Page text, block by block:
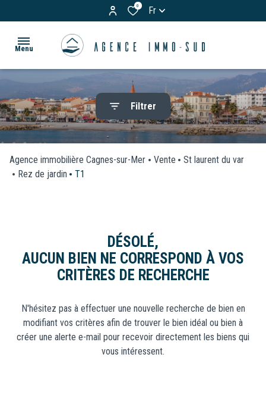
0 Fr
Menu
ACCUEIL
ACHETER
Appartements
Maisons
& Villas
Parkings
Commerciaux
Neuf
LOUER
VOS
CONSEILLERS
NOUS
REJOINDRE
Filtrer
Agence immobilière Cagnes-sur-Mer Vente
St laurent du var
Rez de jardin
T1
DÉSOLÉ,
AUCUN BIEN NE CORRESPOND À VOS
CRITÈRES DE RECHERCHE
N'hésitez pas à effectuer une nouvelle recherche de bien en
modifiant vos critères afin de trouver le bien idéal ou bien à
créer une alerte e-mail pour recevoir directement les biens qui
vous intéressent.